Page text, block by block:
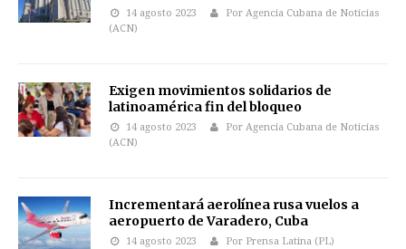
14 agosto 2023
Por Agencia Cubana de Noticias
(ACN)
Exigen movimientos solidarios de
latinoamérica fin del bloqueo
14 agosto 2023
Por Agencia Cubana de Noticias
(ACN)
Incrementará aerolínea rusa vuelos a
aeropuerto de Varadero, Cuba
14 agosto 2023 Por Prensa Latina (PL)